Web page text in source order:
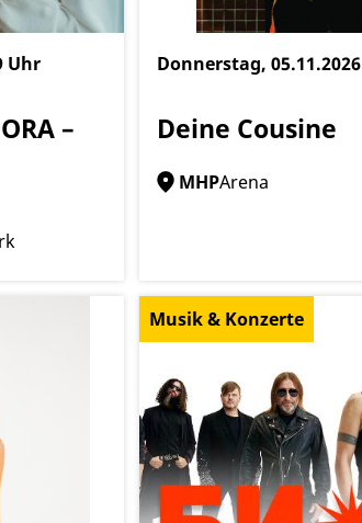
Uhr
–
Donnerstag, 05.11.2026
Deine Cousine
MHPArena
Musik & Konzerte